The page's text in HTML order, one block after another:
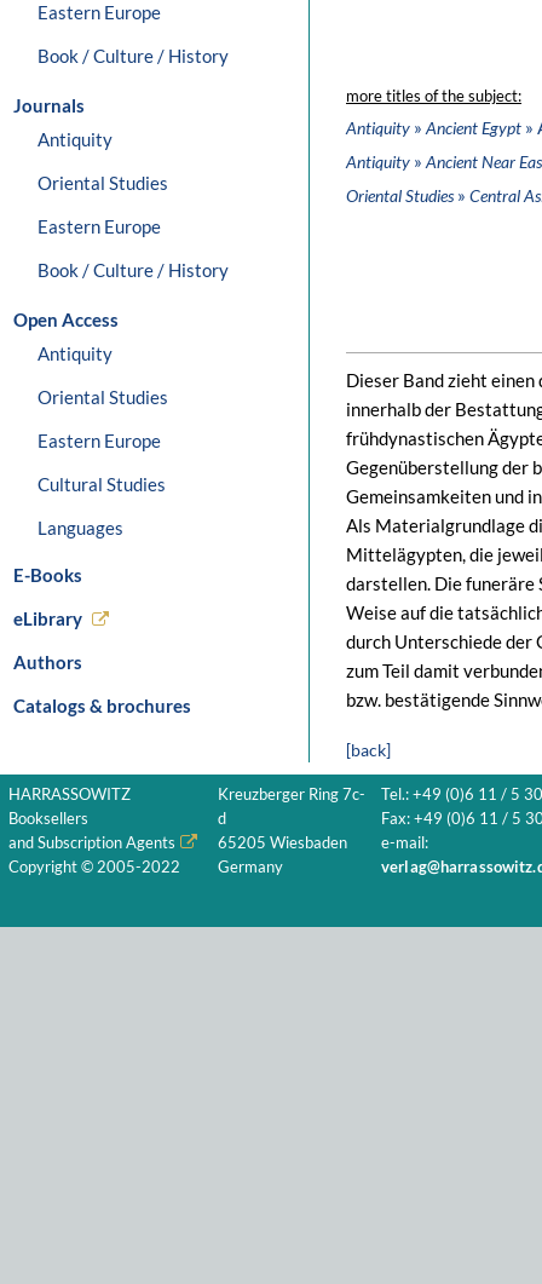
Eastern Europe
Book / Culture / History
Journals
Antiquity
Oriental Studies
Eastern Europe
Book / Culture / History
Open Access
Antiquity
Oriental Studies
Eastern Europe
Cultural Studies
Languages
E-Books
eLibrary
Authors
Catalogs & brochures
more titles of the subject:
Antiquity » Ancient Egypt »
Antiquity » Ancient Near
Oriental Studies» Central
Dieser Band zieht
innerhalb der
frühdynastischen
Gegenüberstellung der
Gemeinsamkeiten und
Als Materialgrundlage
Mittelägypten, die
darstellen. Die funeräre
Weise auf die
durch Unterschiede der
zum Teil damit
bzw. bestätigende
[back]
HARRASSOWITZ
Booksellers
and Subscription Agents
Copyright © 2005-2022
Kreuzberger Ring 7c-
d
65205 Wiesbaden
Germany
Tel.: +49 (0)6 11 / 5
Fax: +49 (0)6 11 / 5
e-mail: